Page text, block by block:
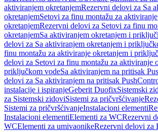
aktiviranjem okretanjemRezervni delovi za Sa
okretanjemSetovi za finu montažu za aktiviranje
okretanjemRezervni delovi za Setovi za finu
okretanjemSa aktiviranjem okretanjem i
delovi za Sa aktiviranjem okretanjem i
finu montažu za aktiviranje okretanjem i
delovi za Setovi za finu montažu za aktiviranje
priključkom vodeSa aktiviranjem na pritisak
delovi za Sa aktiviranjem na pritisak
instalacije i ispiranjeGeberit DuofixSistemski
za Sistemski zidoviSistemi za pričvršćivanje
Sistemi za pričvršćivanjeInstalacioni elementi
Instalacioni elementiElementi za WCRezervni
WCElementi za umivaonikeRezervni delovi za